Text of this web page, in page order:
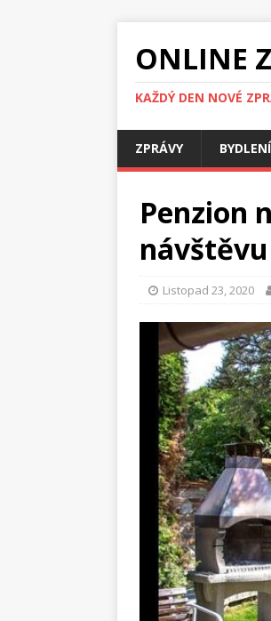
ONLINE
KAŽDÝ DEN NOVÉ
ZPRÁVY BYDLENÍ
Penzion
návštěvu
Listopad 23, 2020